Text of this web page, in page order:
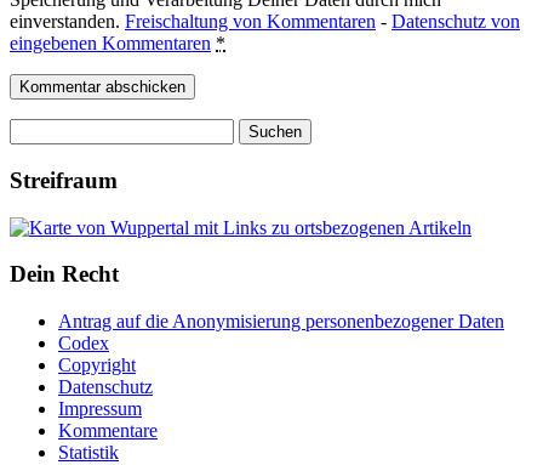
einverstanden. Freischaltung von Kommentaren - Datenschutz von
eingebenen Kommentaren *
nach:
Streifraum
Dein Recht
Antrag auf die Anonymisierung personenbezogener Daten
Codex
Copyright
Datenschutz
Impressum
Kommentare
Statistik